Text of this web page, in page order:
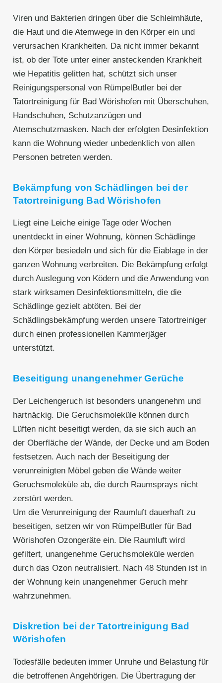
Viren und Bakterien dringen über die Schleimhäute,
die Haut und die Atemwege in den Körper ein und
verursachen Krankheiten. Da nicht immer bekannt
ist, ob der Tote unter einer ansteckenden Krankheit
wie Hepatitis gelitten hat, schützt sich unser
Reinigungspersonal von RümpelButler bei der
Tatortreinigung für Bad Wörishofen mit Überschuhen,
Handschuhen, Schutzanzügen und
Atemschutzmasken. Nach der erfolgten Desinfektion
kann die Wohnung wieder unbedenklich von allen
Personen betreten werden.
Bekämpfung von Schädlingen bei der
Tatortreinigung Bad Wörishofen
Liegt eine Leiche einige Tage oder Wochen
unentdeckt in einer Wohnung, können Schädlinge
den Körper besiedeln und sich für die Eiablage in der
ganzen Wohnung verbreiten. Die Bekämpfung erfolgt
durch Auslegung von Ködern und die Anwendung von
stark wirksamen Desinfektionsmitteln, die die
Schädlinge gezielt abtöten. Bei der
Schädlingsbekämpfung werden unsere Tatortreiniger
durch einen professionellen Kammerjäger
unterstützt.
Beseitigung unangenehmer Gerüche
Der Leichengeruch ist besonders unangenehm und
hartnäckig. Die Geruchsmoleküle können durch
Lüften nicht beseitigt werden, da sie sich auch an
der Oberfläche der Wände, der Decke und am Boden
festsetzen. Auch nach der Beseitigung der
verunreinigten Möbel geben die Wände weiter
Geruchsmoleküle ab, die durch Raumsprays nicht
zerstört werden.
Um die Verunreinigung der Raumluft dauerhaft zu
beseitigen, setzen wir von RümpelButler für Bad
Wörishofen Ozongeräte ein. Die Raumluft wird
gefiltert, unangenehme Geruchsmoleküle werden
durch das Ozon neutralisiert. Nach 48 Stunden ist in
der Wohnung kein unangenehmer Geruch mehr
wahrzunehmen.
Diskretion bei der Tatortreinigung Bad
Wörishofen
Todesfälle bedeuten immer Unruhe und Belastung für
die betroffenen Angehörigen. Die Übertragung der